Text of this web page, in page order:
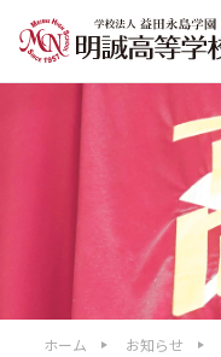
ホーム お知らせ